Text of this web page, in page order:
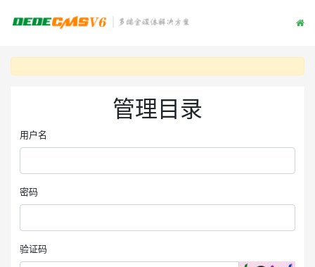
管理目录
用户名
密码
验证码